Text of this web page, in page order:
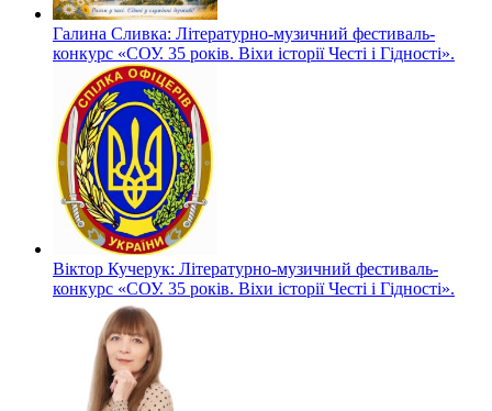
Галина Сливка: Літературно-музичний фестиваль-
конкурс «СОУ. 35 років. Віхи історії Честі і Гідності».
Віктор Кучерук: Літературно-музичний фестиваль-
конкурс «СОУ. 35 років. Віхи історії Честі і Гідності».